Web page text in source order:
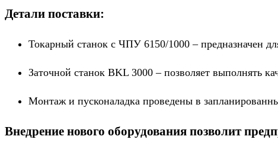
Детали поставки:
Токарный станок с ЧПУ 6150/1000 – предназначен
Заточной станок BKL 3000 – позволяет выполнять
Монтаж и пусконаладка проведены в
Внедрение нового оборудования позволит